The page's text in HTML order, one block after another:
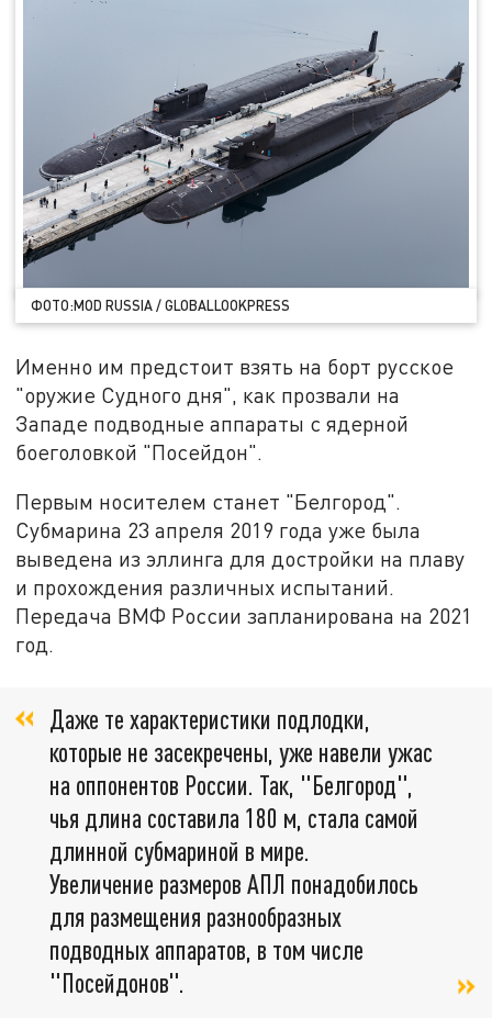
ФОТО:MOD RUSSIA / GLOBALLOOKPRESS
Именно им предстоит взять на борт русское
"оружие Судного дня", как прозвали на
Западе подводные аппараты с ядерной
боеголовкой "Посейдон".
Первым носителем станет "Белгород".
Субмарина 23 апреля 2019 года уже была
выведена из эллинга для достройки на плаву
и прохождения различных испытаний.
Передача ВМФ России запланирована на 2021
год.
Даже те характеристики подлодки,
которые не засекречены, уже навели ужас
на оппонентов России. Так, "Белгород",
чья длина составила 180 м, стала самой
длинной субмариной в мире.
Увеличение размеров АПЛ понадобилось
для размещения разнообразных
подводных аппаратов, в том числе
"Посейдонов".